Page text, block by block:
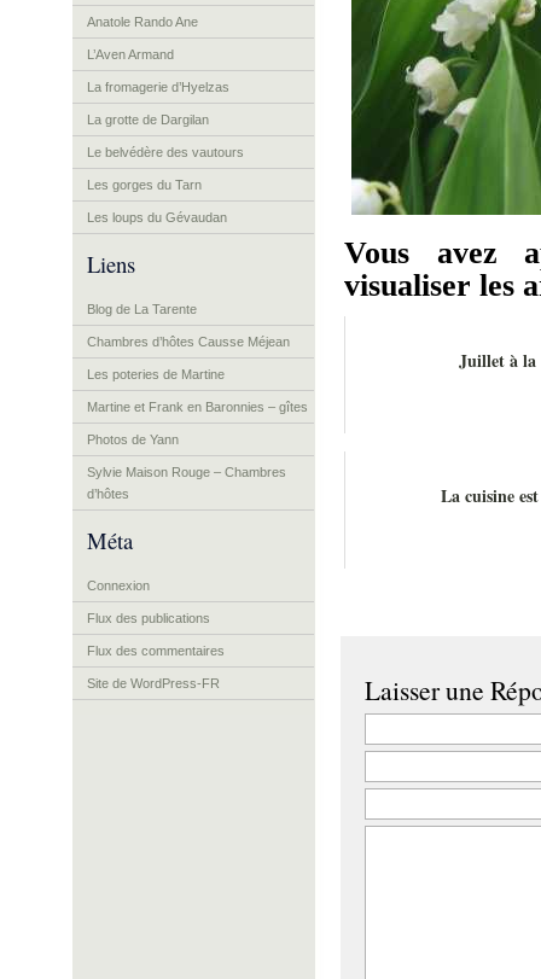
Anatole Rando Ane
L’Aven Armand
La fromagerie d’Hyelzas
La grotte de Dargilan
Le belvédère des vautours
Les gorges du Tarn
Les loups du Gévaudan
Liens
Blog de La Tarente
Chambres d’hôtes Causse Méjean
Les poteries de Martine
Martine et Frank en Baronnies – gîtes
Photos de Yann
Sylvie Maison Rouge – Chambres
d’hôtes
Méta
Connexion
Flux des publications
Flux des commentaires
Site de WordPress-FR
Vous avez
visualiser les
Juillet à la
La cuisine
Laisser une